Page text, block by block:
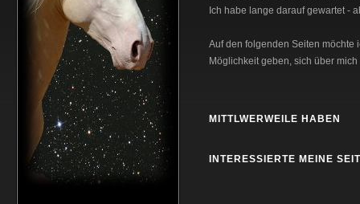
Ich habe lange darauf gewartet -
Auf den folgenden Seiten möchte
Möglichkeit geben, sich über
MITTLWERWEILE HABEN
INTERESSIERTE MEINE